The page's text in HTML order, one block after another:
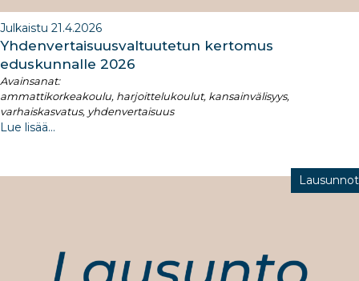
Julkaistu 21.4.2026
Yhdenvertaisuusvaltuutetun kertomus
eduskunnalle 2026​
Avainsanat:
ammattikorkeakoulu, harjoittelukoulut, kansainvälisyys,
varhaiskasvatus, yhdenvertaisuus
Lue lisää...
Lausunnot